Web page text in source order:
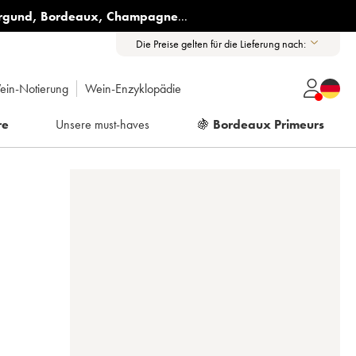
, Bordeaux, Champagne...
Die Preise gelten für die Lieferung nach:
Notierung Wein-Enzyklopädie
Unsere must-haves 🍇 Bordeaux Primeurs